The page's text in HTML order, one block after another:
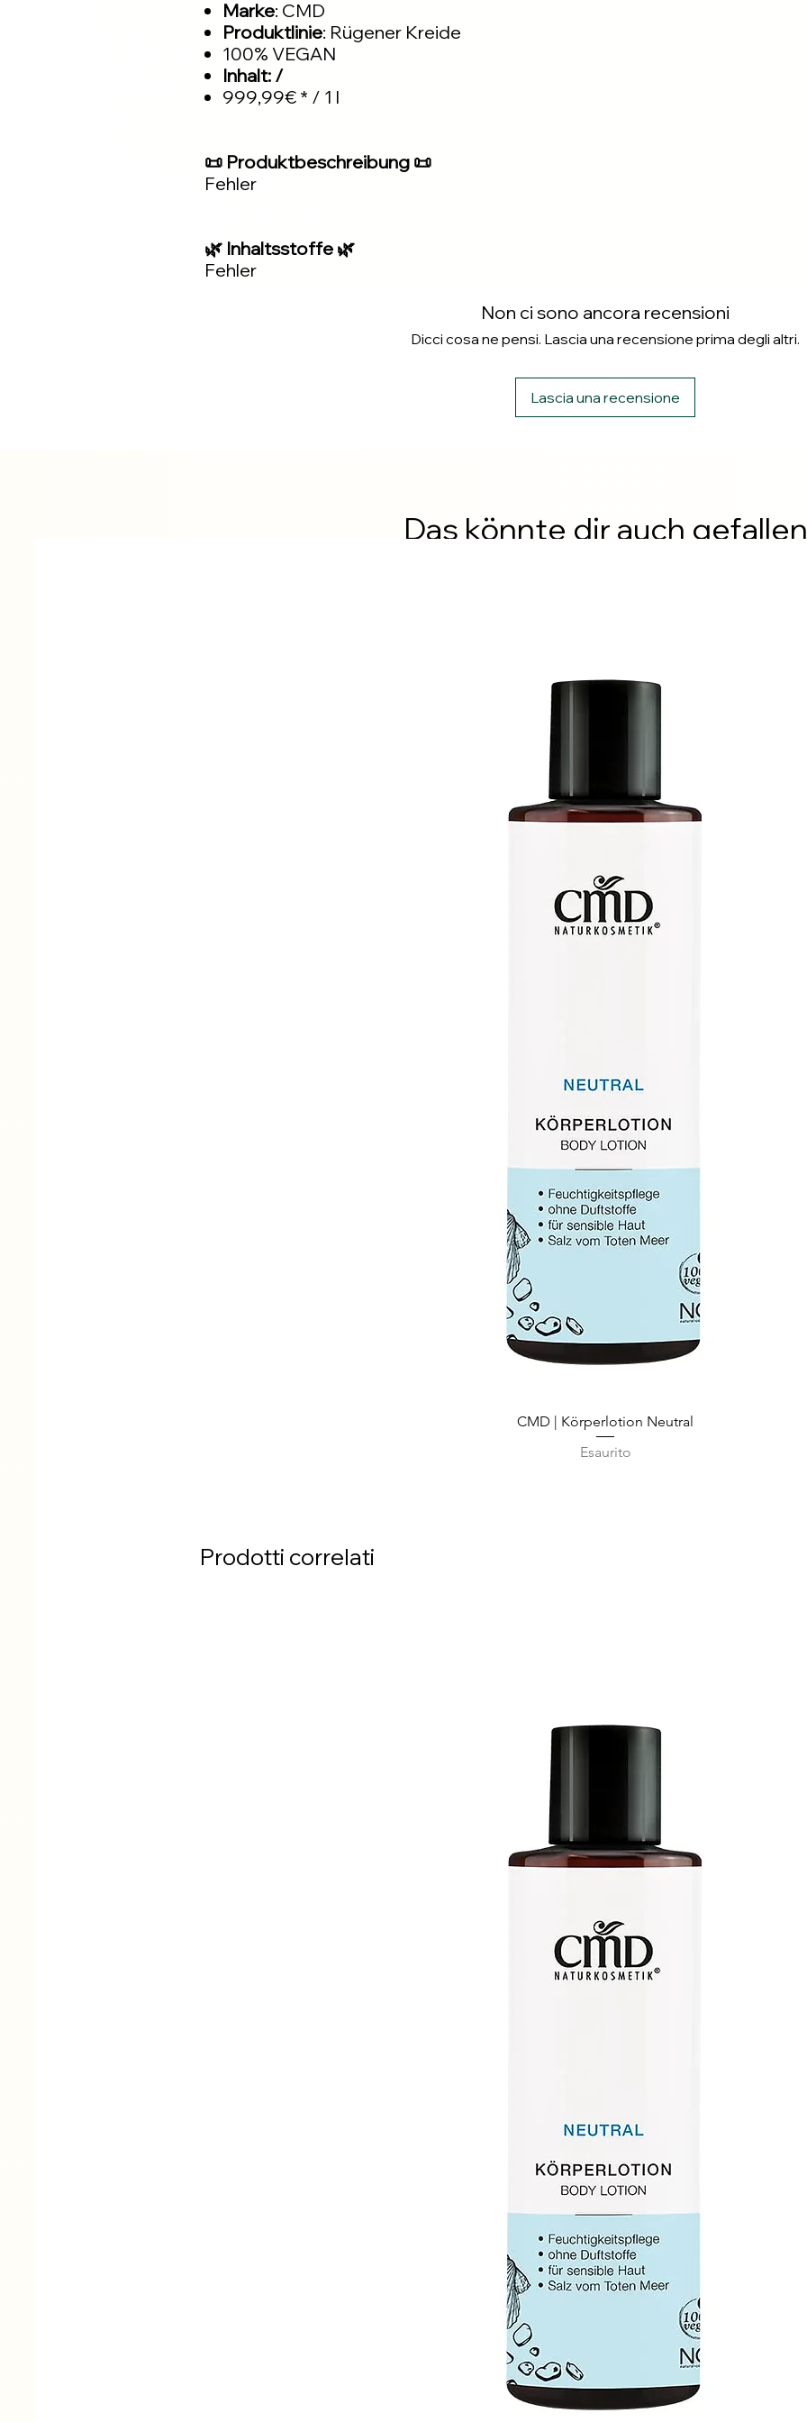
Marke: CMD
Produktlinie: Rügener Kreide
100% VEGAN
Inhalt: /
999,99€ * / 1 l
📜 Produktbeschreibung 📜
Fehler
🌿 Inhaltsstoffe 🌿
Fehler
Non ci sono ancora recensioni
Dicci cosa ne pensi. Lascia una recensione prima degli altri.
Lascia una recensione
Das könnte dir auch gefallen
Vista rapida
CMD | Körperlotion Neutral
Esaurito
Prodotti correlati